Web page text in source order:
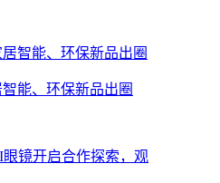
能、环保新品出圈